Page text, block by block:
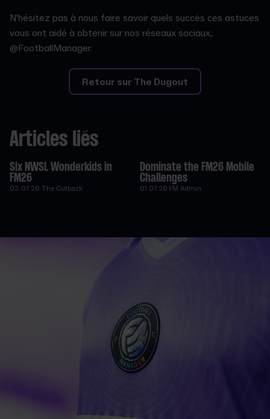
N'hésitez pas à nous faire savoir quels succès ces astuces
vous ont aidé à obtenir sur nos réseaux sociaux,
@FootballManager.
Retour sur The Dugout
Articles liés
Six NWSL Wonderkids in
FM26
03.07.26 The Cutback
Dominate the FM26 Mobile
Challenges
01.07.26 FM Admin